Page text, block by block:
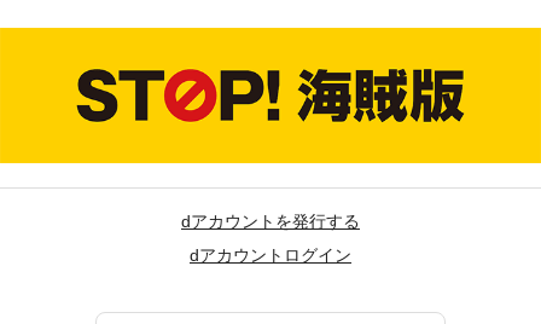
dアカウントを発行する
dアカウントログイン